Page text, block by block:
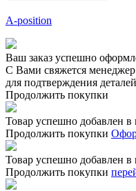
A-position
Ваш заказ успешно
С Вами свяжется менеджер
для подтверждения деталей
Продолжить покупки
Товар успешно добавлен в
Продолжить покупки
Товар успешно добавлен в
Продолжить покупки